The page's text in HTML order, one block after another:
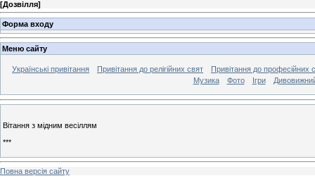
[Дозвілля]
Форма входу
Меню сайту
Українські привітання Привітання до релігійних свят
Привітання до професійних
Музика
Фото Ігри
Вітання з мідним весіллям
***
Повна версія сайту